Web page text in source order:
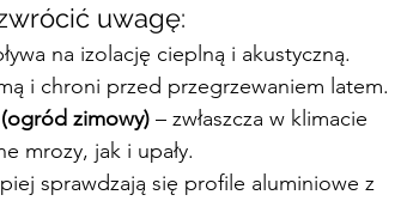
uwagę:
na izolację cieplną i akustyczną.
i chroni przed przegrzewaniem latem.
zimowy) – zwłaszcza w klimacie
mrozy, jak i upały.
sprawdzają się profile aluminiowe z